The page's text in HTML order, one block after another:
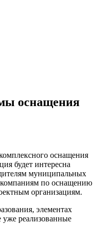
оснащения
оснащения
будет интересна
муниципальных
компаниям по оснащению
организациям.
элементах
уже реализованные